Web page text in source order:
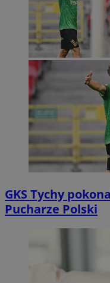
GKS Tychy
Pucharze Polski